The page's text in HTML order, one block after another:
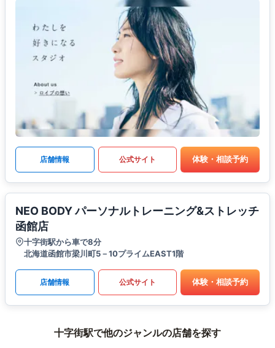
店舗情報 公式サイト 体験・相談予約
NEO BODY パーソナルトレーニング&ストレッチ
函館店
十字街駅から車で8分
北海道函館市梁川町5－10プライムEAST1階
店舗情報 公式サイト 体験・相談予約
十字街駅で他のジャンルの店舗を探す